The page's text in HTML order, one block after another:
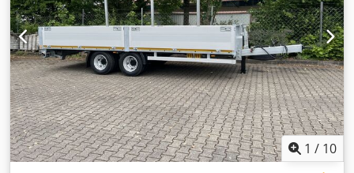
1 / 10